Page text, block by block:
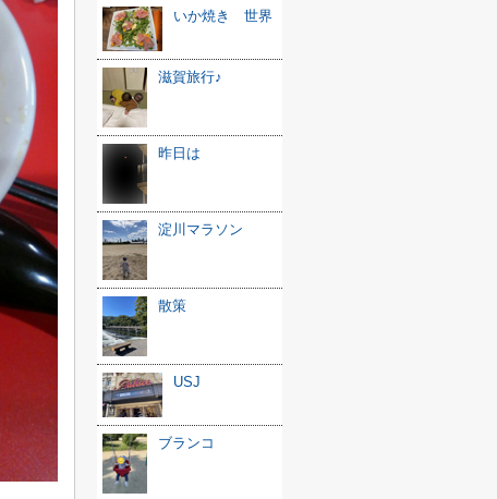
いか焼き 世界
滋賀旅行♪
昨日は
淀川マラソン
散策
USJ
ブランコ